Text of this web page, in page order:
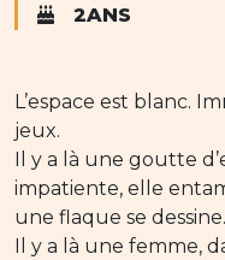
2ANS
L’espace est blanc.
jeux.
Il y a là une goutte
impatiente, elle
une flaque se dessine.
Il y a là une femme,